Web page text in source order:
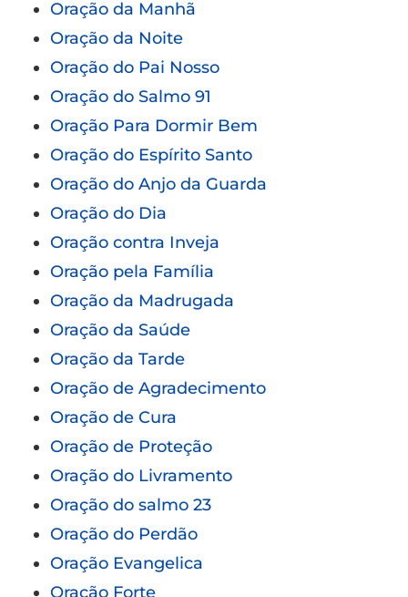
Oração da Manhã
Oração da Noite
Oração do Pai Nosso
Oração do Salmo 91
Oração Para Dormir Bem
Oração do Espírito Santo
Oração do Anjo da Guarda
Oração do Dia
Oração contra Inveja
Oração pela Família
Oração da Madrugada
Oração da Saúde
Oração da Tarde
Oração de Agradecimento
Oração de Cura
Oração de Proteção
Oração do Livramento
Oração do salmo 23
Oração do Perdão
Oração Evangelica
Oração Forte